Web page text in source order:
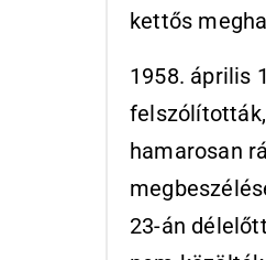
kettős
1958. április
hamarosan
23-án